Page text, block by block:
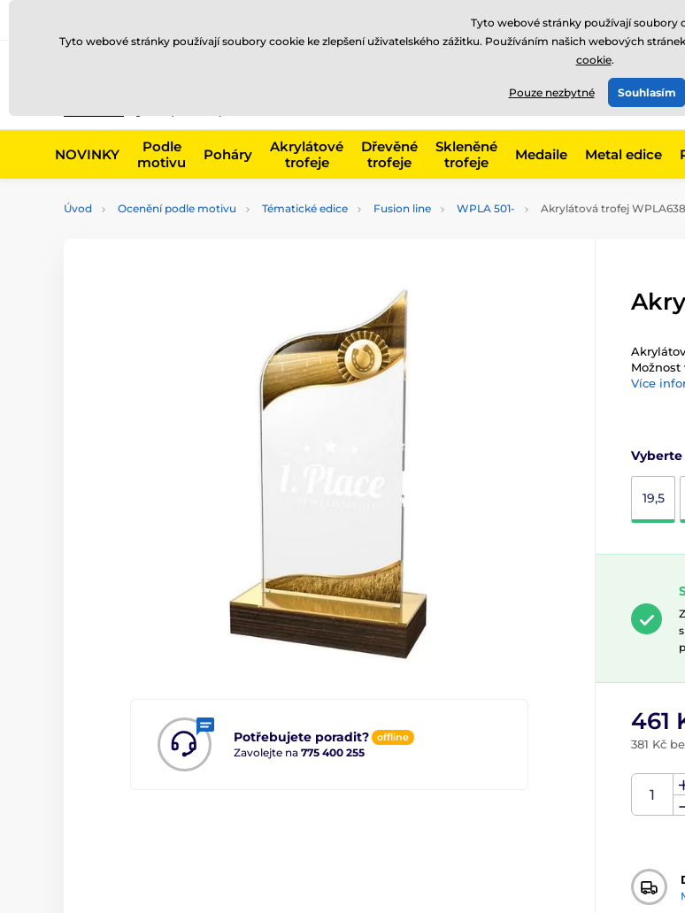
775
Zavolejte
NOVINKY
Podle
motivu
Poháry
Akrylátové
trofeje
Dřevěné
trofeje
Skleněné
trofeje
Medaile Metal edice
Úvod Ocenění podle motivu Tématické edice Fusion line WPLA 501- Akrylátová trofej
Potřebujete poradit? offline
Zavolejte na 775 400 255
Více
Vyberte
19,5
461
381 Kč
Tyto webové stránky používají soubory
Tyto webové stránky používají soubory cookie ke zlepšení uživatelského zážitku. Používáním našich webových
cookie.
Pouze nezbytné Souhlasím